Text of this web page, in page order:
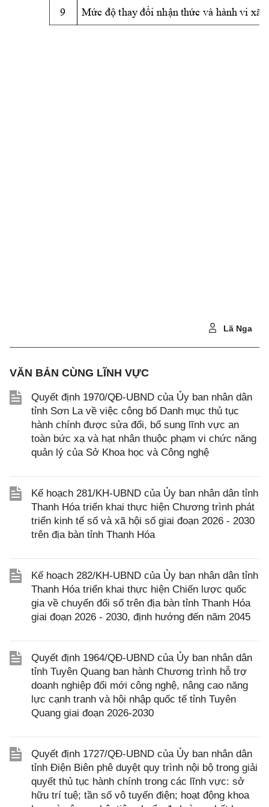
9
Mức độ thay đổi nhận thức và hành vi xã h
Lã Nga
VĂN BẢN CÙNG LĨNH VỰC
Quyết định 1970/QĐ-UBND của Ủy ban nhân dân
tỉnh Sơn La về việc công bố Danh mục thủ tục
hành chính được sửa đổi, bổ sung lĩnh vực an
toàn bức xạ và hạt nhân thuộc phạm vi chức năng
quản lý của Sở Khoa học và Công nghệ
Kế hoạch 281/KH-UBND của Ủy ban nhân dân tỉnh
Thanh Hóa triển khai thực hiện Chương trình phát
triển kinh tế số và xã hội số giai đoạn 2026 - 2030
trên địa bàn tỉnh Thanh Hóa
Kế hoạch 282/KH-UBND của Ủy ban nhân dân tỉnh
Thanh Hóa triển khai thực hiện Chiến lược quốc
gia về chuyển đổi số trên địa bàn tỉnh Thanh Hóa
giai đoạn 2026 - 2030, định hướng đến năm 2045
Quyết định 1964/QĐ-UBND của Ủy ban nhân dân
tỉnh Tuyên Quang ban hành Chương trình hỗ trợ
doanh nghiệp đổi mới công nghệ, nâng cao năng
lực cạnh tranh và hội nhập quốc tế tỉnh Tuyên
Quang giai đoạn 2026-2030
Quyết định 1727/QĐ-UBND của Ủy ban nhân dân
tỉnh Điện Biên phê duyệt quy trình nội bộ trong giải
quyết thủ tục hành chính trong các lĩnh vực: sở
hữu trí tuệ; tần số vô tuyến điện; hoạt động khoa